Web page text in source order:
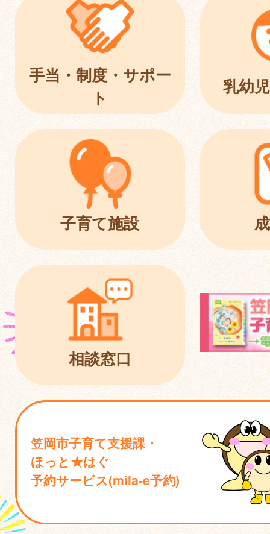
手当・制度・サポー
ト
乳幼
子育て施設
相談窓口
笠岡市子育て支援課・
ほっと★はぐ
予約サービス(mila‐e予約)